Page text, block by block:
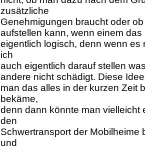
zusätzliche
Genehmigungen braucht oder
aufstellen kann, wenn einem
eigentlich logisch, denn wenn
ich
auch eigentlich darauf stellen
andere nicht schädigt. Diese
man das alles in der kurzen Zeit
bekäme,
denn dann könnte man vielleicht
den
Schwertransport der
und